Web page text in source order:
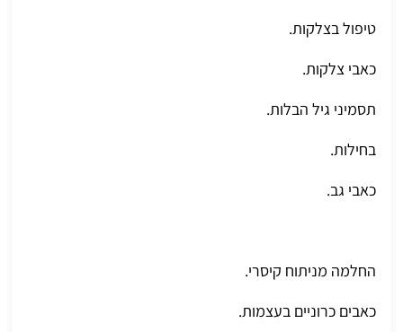
טיפול בצלקות.
כאבי צלקות.
תסמיני גיל הבלות.
בחילות.
כאבי גב.
החלמה מניתוח קיסרי.
כאבים כרוניים בעצמות.